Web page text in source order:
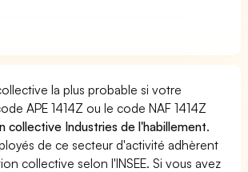
la plus probable si votre
APE 1414Z ou le code NAF 1414Z
collective Industries de l'habillement.
de ce secteur d'activité adhèrent
collective selon l'INSEE. Si vous avez